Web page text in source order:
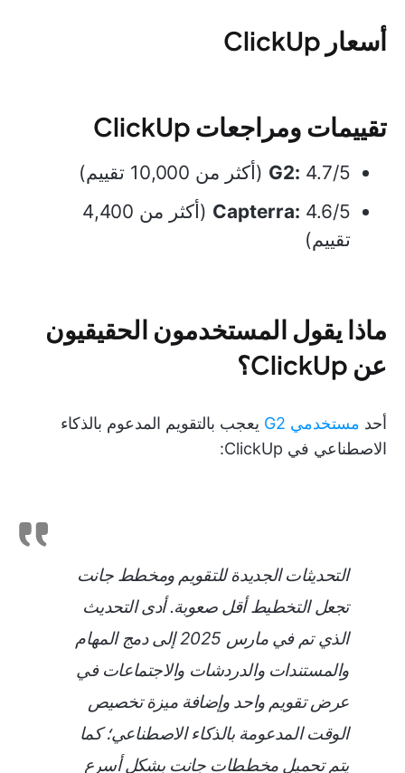
أسعار ClickUp
تقييمات ومراجعات ClickUp
G2: 4.7/5 (أكثر من 10,000 تقييم)
Capterra:
4.6/5 (أكثر من 4,400
تقييم)
ماذا يقول المستخدمون الحقيقيون
عن ClickUp؟
أحد مستخدمي G2
يعجب بالتقويم المدعوم بالذكاء
الاصطناعي في ClickUp:
التحديثات الجديدة للتقويم ومخطط جانت
تجعل التخطيط أقل صعوبة. أدى التحديث
الذي تم في مارس 2025 إلى دمج المهام
والمستندات والدردشات والاجتماعات في
عرض تقويم واحد وإضافة ميزة تخصيص
الوقت المدعومة بالذكاء الاصطناعي؛ كما
يتم تحميل مخططات جانت بشكل أسرع